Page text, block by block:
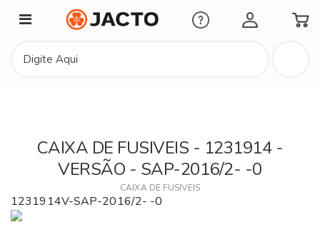
Minha Conta
CAIXA DE FUSIVEIS - 1231914 -
VERSÃO - SAP-2016/2- -0
CAIXA DE FUSIVEIS
1231914V-SAP-2016/2- -0